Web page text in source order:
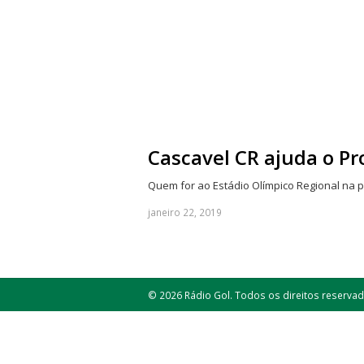
Cascavel CR ajuda o
Quem for ao Estádio Olímpico Regional
janeiro 22, 2019
© 2026 Rádio Gol. Todos os direitos